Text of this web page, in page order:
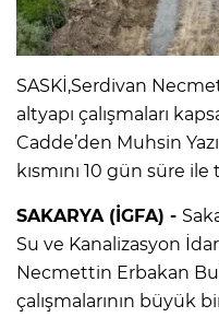
SASKİ,Serdivan
altyapı çalışmaları
Cadde’den Muhsin
kısmını 10 gün süre
SAKARYA (İGFA) -
Su ve Kanalizasyon
Necmettin Erbakan
çalışmalarının büyük